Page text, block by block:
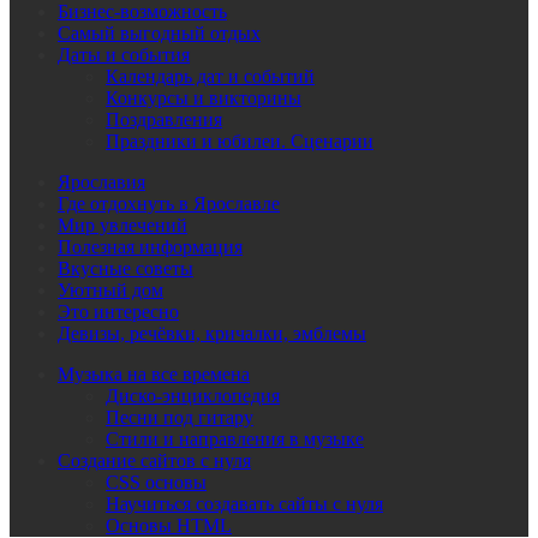
Бизнес-возможность
Самый выгодный отдых
Даты и события
Календарь дат и событий
Конкурсы и викторины
Поздравления
Праздники и юбилеи. Сценарии
Ярославия
Где отдохнуть в Ярославле
Мир увлечений
Полезная информация
Вкусные советы
Уютный дом
Это интересно
Девизы, речёвки, кричалки, эмблемы
Музыка на все времена
Диско-энциклопедия
Песни под гитару
Стили и направления в музыке
Создание сайтов с нуля
CSS основы
Научиться создавать сайты с нуля
Основы HTML